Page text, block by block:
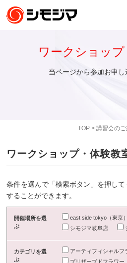
TOP> 講習会のご
ワークショッ
当ページから参加お申し
ワークショップ・体験教
条件を選んで「検索ボタン」を押し
することができます。
開催場所を選
ぶ
east side tokyo（東京）
シモジマ岐阜店
カテゴリを選
ぶ
アーティフィシャルフ
プリザーブドフラワー